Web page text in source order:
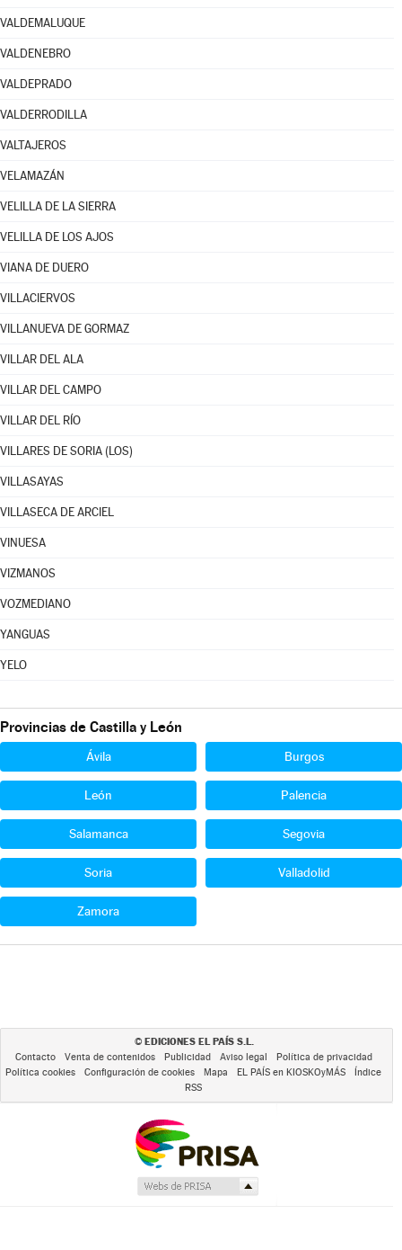
VALDEMALUQUE
VALDENEBRO
VALDEPRADO
VALDERRODILLA
VALTAJEROS
VELAMAZÁN
VELILLA DE LA SIERRA
VELILLA DE LOS AJOS
VIANA DE DUERO
VILLACIERVOS
VILLANUEVA DE GORMAZ
VILLAR DEL ALA
VILLAR DEL CAMPO
VILLAR DEL RÍO
VILLARES DE SORIA (LOS)
VILLASAYAS
VILLASECA DE ARCIEL
VINUESA
VIZMANOS
VOZMEDIANO
YANGUAS
YELO
Provincias de Castilla y León
Ávila Burgos
León Palencia
Salamanca Segovia
Soria Valladolid
Zamora
© EDICIONES EL PAÍS S.L.
Contacto Venta de contenidos Publicidad Aviso legal
Política de privacidad
Política cookies
Configuración de cookies Mapa EL PAÍS en KIOSKOyMÁS
Índice
RSS